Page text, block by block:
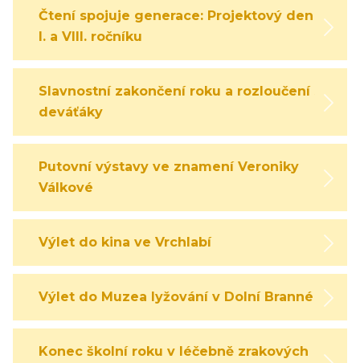
Čtení spojuje generace: Projektový den
I. a VIII. ročníku
Slavnostní zakončení roku a rozloučení s
deváťáky
Putovní výstavy ve znamení Veroniky
Válkové
Výlet do kina ve Vrchlabí
Výlet do Muzea lyžování v Dolní Branné
Konec školní roku v léčebně zrakových